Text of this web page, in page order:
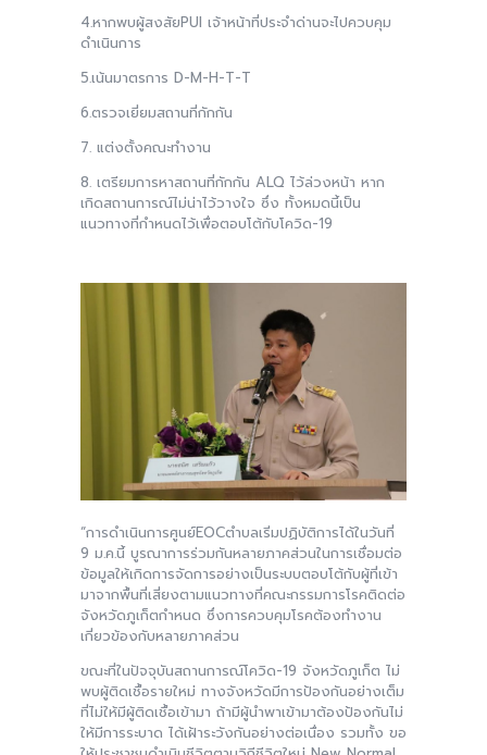
4.หากพบผู้สงสัยPUI เจ้าหน้าที่ประจำด่านจะไปควบคุม
ดำเนินการ
5.เน้นมาตรการ D-M-H-T-T
6.ตรวจเยี่ยมสถานที่กักกัน
7. แต่งตั้งคณะทำงาน
8. เตรียมการหาสถานที่กักกัน ALQ ไว้ล่วงหน้า หาก
เกิดสถานการณ์ไม่น่าไว้วางใจ ซึ่ง ทั้งหมดนี้เป็น
แนวทางที่กำหนดไว้เพื่อตอบโต้กับโควิด-19
“การดำเนินการศูนย์EOCตำบลเริ่มปฏิบัติการได้ในวันที่
9 ม.ค.นี้ บูรณาการร่วมกันหลายภาคส่วนในการเชื่อมต่อ
ข้อมูลให้เกิดการจัดการอย่างเป็นระบบตอบโต้กับผู้ที่เข้า
มาจากพื้นที่เสี่ยงตามแนวทางที่คณะกรรมการโรคติดต่อ
จังหวัดภูเก็ตกำหนด ซึ่งการควบคุมโรคต้องทำงาน
เกี่ยวข้องกับหลายภาคส่วน
ขณะที่ในปัจจุบันสถานการณ์โควิด-19 จังหวัดภูเก็ต ไม่
พบผู้ติดเชื้อรายใหม่ ทางจังหวัดมีการป้องกันอย่างเต็ม
ที่ไม่ให้มีผู้ติดเชื้อเข้ามา ถ้ามีผู้นำพาเข้ามาต้องป้องกันไม่
ให้มีการระบาด ได้เฝ้าระวังกันอย่างต่อเนื่อง รวมทั้ง ขอ